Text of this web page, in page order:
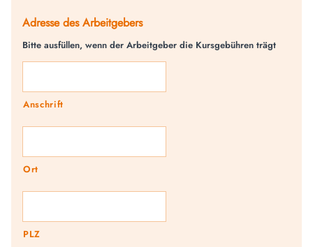
Adresse des Arbeitgebers
Bitte ausfüllen, wenn der Arbeitgeber die Kursgebühren trägt
Anschrift
Ort
PLZ